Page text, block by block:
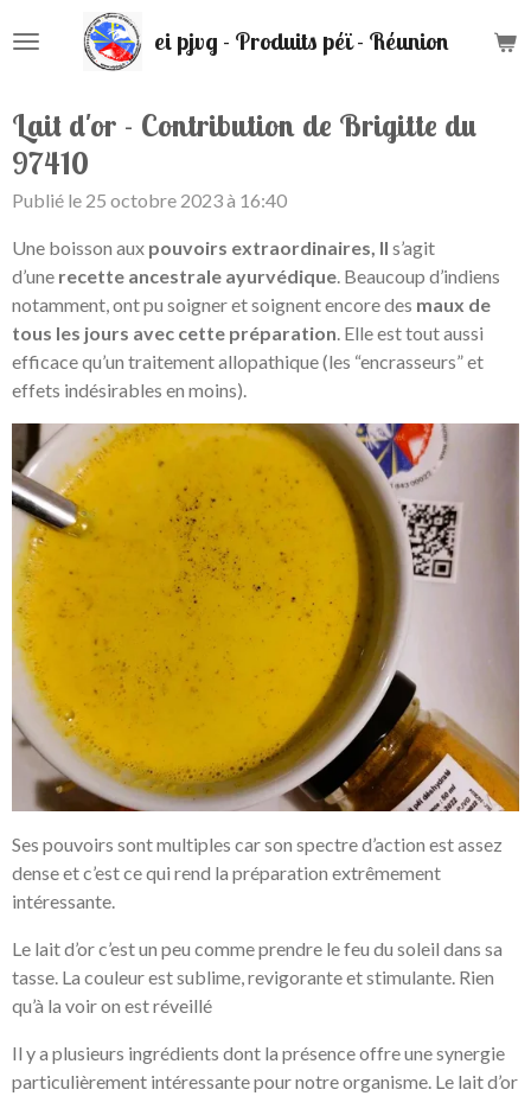
au
principal
ei pjvg - Produits péï - Réunion
Lait d'or - Contribution de Brigitte du
97410
Publié le 25 octobre 2023 à 16:40
Une boisson aux pouvoirs extraordinaires, Il s’agit
d’une recette ancestrale ayurvédique . Beaucoup d’indiens
notamment, ont pu soigner et soignent encore des maux de
tous les jours avec cette préparation . Elle est tout aussi
efficace qu’un traitement allopathique (les “encrasseurs” et
effets indésirables en moins).
Ses pouvoirs sont multiples car son spectre d’action est assez
dense et c’est ce qui rend la préparation extrêmement
intéressante.
Le lait d’or c’est un peu comme prendre le feu du soleil dans sa
tasse. La couleur est sublime, revigorante et stimulante. Rien
qu’à la voir on est réveillé
Il y a plusieurs ingrédients dont la présence offre une synergie
particulièrement intéressante pour notre organisme. Le lait d’or